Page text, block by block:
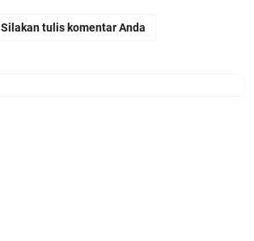
Silakan tulis komentar Anda